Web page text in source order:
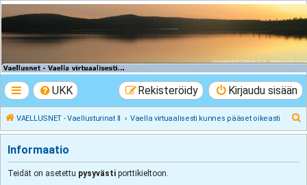
VAELLUSNET -
Vaellusturinat II
UKK Kirjaudu sisään
Rekisteröidy
VAELLUSNET - Vaellusturinat II Vaella virtuaalisesti kunnes pääset oikeasti
t
Informaatio
Teidät on asetettu pysyvästi porttikieltoon.